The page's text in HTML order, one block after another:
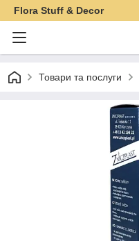
Flora Stuff & Decor
Товари та послуги